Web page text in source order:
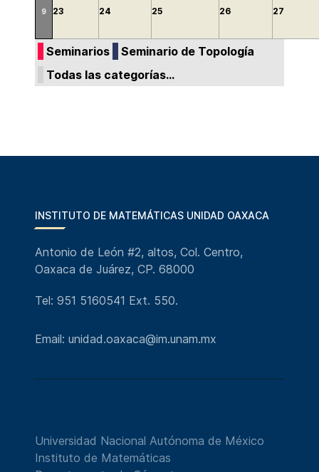
9 23 24 25 26 27
Seminarios
Seminario de Topología
Todas las categorías...
INSTITUTO DE MATEMÁTICAS UNIDAD OAXACA
Antonio de León #2, altos, Col. Centro,
Oaxaca de Juárez, CP. 68000
Tel: 951 5160541 Ext. 550.
Email: unidad.oaxaca@im.unam.mx
Universidad Nacional Autónoma de México
Instituto de Matemáticas